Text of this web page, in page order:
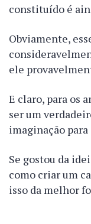
constituído é
Obviamente,
ele
E claro, para os
ser um
imaginação
Se gostou da
como criar um
isso da melhor